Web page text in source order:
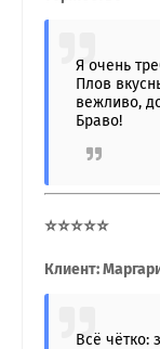
Я очень
Плов
вежливо,
Браво!
⭐⭐⭐⭐⭐
Клиент:
Всё чётко: